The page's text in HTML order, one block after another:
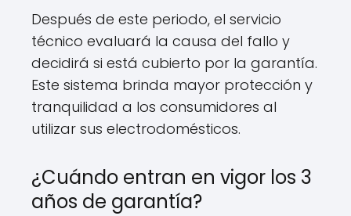
Después de este periodo, el servicio
técnico evaluará la causa del fallo y
decidirá si está cubierto por la garantía.
Este sistema brinda mayor protección y
tranquilidad a los consumidores al
utilizar sus electrodomésticos.
¿Cuándo entran en vigor los 3
años de garantía?